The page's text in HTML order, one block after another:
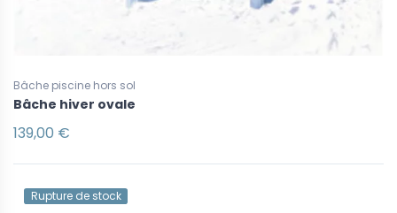
Bâche piscine hors sol
Bâche hiver ovale
139,00 €
Rupture de stock